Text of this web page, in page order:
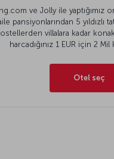
ve Jolly ile yaptığımız
pansiyonlarından 5 yıldızlı
villalara kadar
harcadığınız 1 EUR için 2
Otel seç